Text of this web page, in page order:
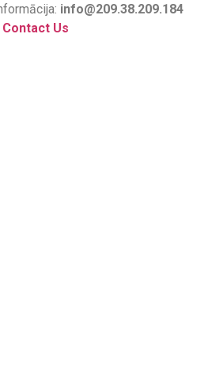
info@209.38.209.184
Contact Us